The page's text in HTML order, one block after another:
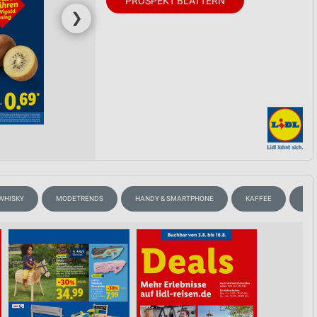
❯
MODETRENDS HANDY & SMARTPHONE KAFFEE